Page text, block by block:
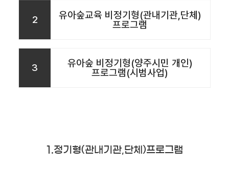
2
유아숲교육 비정기형(관내기관,단체)
프로그램
3
유아숲 비정기형(양주시민 개인)
프로그램(시범사업)
1.정기형(관내기관,단체)프로그램